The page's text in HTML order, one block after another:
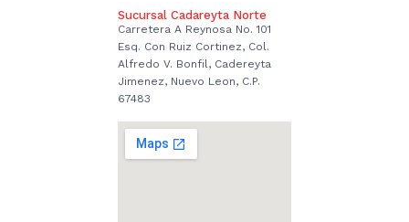
Sucursal Cadareyta Norte
Carretera A Reynosa No. 101
Esq. Con Ruiz Cortinez, Col.
Alfredo V. Bonfil, Cadereyta
Jimenez, Nuevo Leon, C.P.
67483